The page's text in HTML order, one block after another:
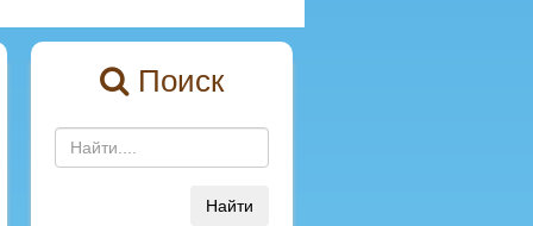
Поиск
Найти